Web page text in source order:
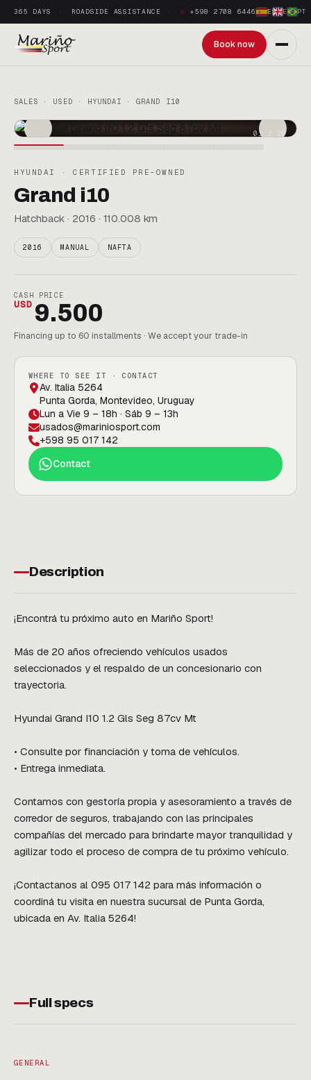
365 DAYS ROADSIDE ASSISTANCE +598 2708 6446 ES
· EN
· PT
Book now
SALES · USED · HYUNDAI · GRAND I10
01 20
HYUNDAI · CERTIFIED PRE-OWNED
Grand i10
Hatchback · 2016 · 110.008 km
2016 MANUAL NAFTA
CASH PRICE
USD 9.500
Financing up to 60 installments · We accept your trade-in
WHERE TO SEE IT · CONTACT
Av. Italia 5264
Punta Gorda, Montevideo, Uruguay
Lun a Vie 9 – 18h · Sáb 9 – 13h
usados@mariniosport.com
+598 95 017 142
Contact
Description
¡Encontrá tu próximo auto en Mariño Sport!
Más de 20 años ofreciendo vehículos usados
seleccionados y el respaldo de un concesionario con
trayectoria.
Hyundai Grand I10 1.2 Gls Seg 87cv Mt
• Consulte por financiación y toma de vehículos.
• Entrega inmediata.
Contamos con gestoría propia y asesoramiento a través de
corredor de seguros, trabajando con las principales
compañías del mercado para brindarte mayor tranquilidad y
agilizar todo el proceso de compra de tu próximo vehículo.
¡Contactanos al 095 017 142 para más información o
coordiná tu visita en nuestra sucursal de Punta Gorda,
ubicada en Av. Italia 5264!
Full specs
GENERAL